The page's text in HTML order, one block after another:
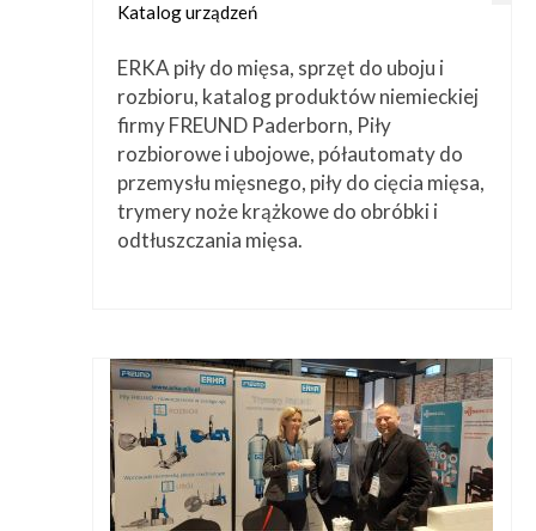
Katalog urządzeń
ERKA piły do mięsa, sprzęt do uboju i
rozbioru, katalog produktów niemieckiej
firmy FREUND Paderborn, Piły
rozbiorowe i ubojowe, półautomaty do
przemysłu mięsnego, piły do cięcia mięsa,
trymery noże krążkowe do obróbki i
odtłuszczania mięsa.